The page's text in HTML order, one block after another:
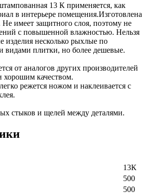
13 К применяется, как
в интерьере помещения.Изготовлена
имеет защитного слоя, поэтому не
с повышенной влажностью. Нельзя
несколько рыхлые по
видами плитки, но более дешевые.
от аналогов других производителей
хорошим качеством.
режется ножом и наклеивается с
стыков и щелей между деталями.
13К
500
500